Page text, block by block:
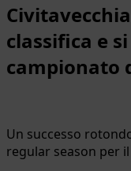
classifica e
campionato
Un successo
regular season per